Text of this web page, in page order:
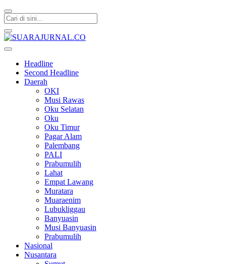
Headline
Second Headline
Daerah
OKI
Musi Rawas
Oku Selatan
Oku
Oku Timur
Pagar Alam
Palembang
PALI
Prabumulih
Lahat
Empat Lawang
Muratara
Muaraenim
Lubukliggau
Banyuasin
Musi Banyuasin
Prabumulih
Nasional
Nusantara